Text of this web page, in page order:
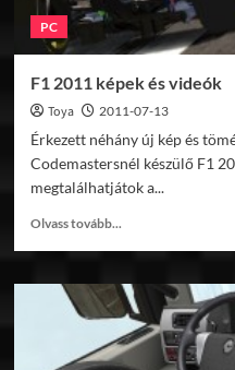
PC
F1 2011 képek és videók
Toya 2011-07-13
Érkezett néhány új kép és
Codemastersnél készülő F1
megtalálhatjátok a...
Olvass tovább...
F1
2011
képek
és
videók